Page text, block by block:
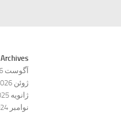
Archives
آگوست 2026
ژوئن 2026
ژانویه 2025
نوامبر 2024